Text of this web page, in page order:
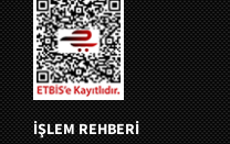
İŞLEM REHBERİ